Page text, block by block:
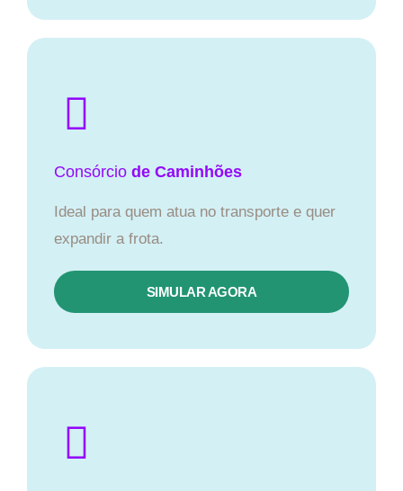
Consórcio de Caminhões
Ideal para quem atua no transporte e quer
expandir a frota.
SIMULAR AGORA